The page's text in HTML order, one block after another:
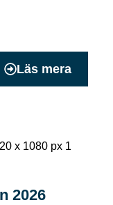
Läs mera
2026